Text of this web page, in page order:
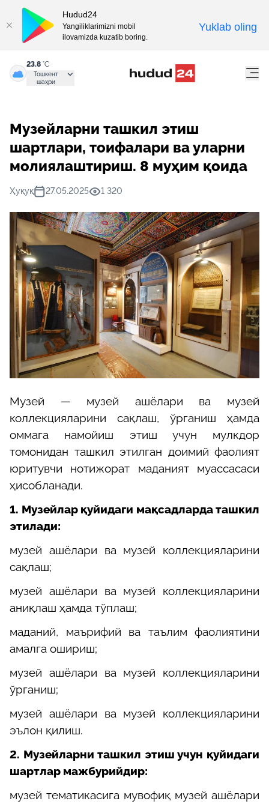
23.8 °C
Тошкент
шаҳри
Музейларни ташкил этиш
шартлари, тоифалари ва уларни
молиялаштириш. 8 муҳим қоида
Ҳуқуқ 27.05.2025 1 320
Музей — музей ашёлари ва музей
коллекцияларини сақлаш, ўрганиш ҳамда
оммага намойиш этиш учун мулкдор
томонидан ташкил этилган доимий фаолият
юритувчи нотижорат маданият муассасаси
ҳисобланади.
1. Музейлар қуйидаги мақсадларда ташкил
этилади:
музей ашёлари ва музей коллекцияларини
сақлаш;
музей ашёлари ва музей коллекцияларини
аниқлаш ҳамда тўплаш;
маданий, маърифий ва таълим фаолиятини
амалга ошириш;
музей ашёлари ва музей коллекцияларини
ўрганиш;
музей ашёлари ва музей коллекцияларини
эълон қилиш.
2. Музейларни ташкил этиш учун қуйидаги
шартлар мажбурийдир:
музей тематикасига мувофиқ музей ашёлари
Hudud24
Yangiliklarimizni mobil
ilovamizda kuzatib boring.
Yuklab oling